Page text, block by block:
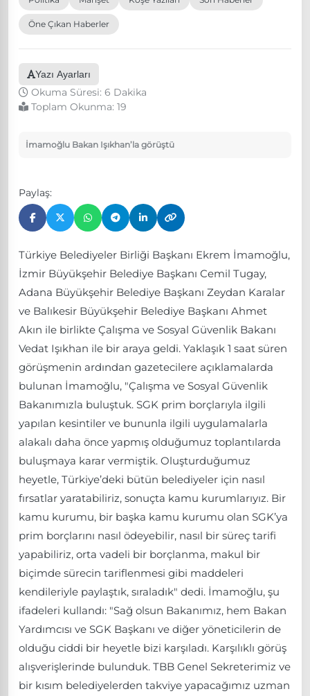
Öne Çıkan Haberler
Yazı Ayarları
Okuma Süresi: 6 Dakika
Toplam Okunma: 19
İmamoğlu Bakan Işıkhan’la görüştü
Paylaş:
Türkiye Belediyeler Birliği Başkanı Ekrem İmamoğlu,
İzmir Büyükşehir Belediye Başkanı Cemil Tugay,
Adana Büyükşehir Belediye Başkanı Zeydan Karalar
ve Balıkesir Büyükşehir Belediye Başkanı Ahmet
Akın ile birlikte Çalışma ve Sosyal Güvenlik Bakanı
Vedat Işıkhan ile bir araya geldi. Yaklaşık 1 saat süren
görüşmenin ardından gazetecilere açıklamalarda
bulunan İmamoğlu, "Çalışma ve Sosyal Güvenlik
Bakanımızla buluştuk. SGK prim borçlarıyla ilgili
yapılan kesintiler ve bununla ilgili uygulamalarla
alakalı daha önce yapmış olduğumuz toplantılarda
buluşmaya karar vermiştik. Oluşturduğumuz
heyetle, Türkiye’deki bütün belediyeler için nasıl
fırsatlar yaratabiliriz, sonuçta kamu kurumlarıyız. Bir
kamu kurumu, bir başka kamu kurumu olan SGK’ya
prim borçlarını nasıl ödeyebilir, nasıl bir süreç tarifi
yapabiliriz, orta vadeli bir borçlanma, makul bir
biçimde sürecin tariflenmesi gibi maddeleri
kendileriyle paylaştık, sıraladık" dedi. İmamoğlu, şu
ifadeleri kullandı: "Sağ olsun Bakanımız, hem Bakan
Yardımcısı ve SGK Başkanı ve diğer yöneticilerin de
olduğu ciddi bir heyetle bizi karşıladı. Karşılıklı görüş
alışverişlerinde bulunduk. TBB Genel Sekreterimiz ve
bir kısım belediyelerden takviye yapacağımız uzman